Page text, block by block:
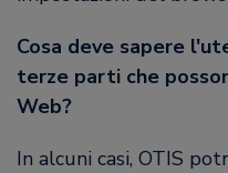
Cosa deve sapere
terze parti che
Web?
In alcuni casi, OTIS